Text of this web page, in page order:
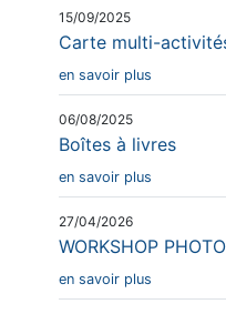
15/09/2025
Carte multi-
en savoir plus
06/08/2025
Boîtes à livres
en savoir plus
27/04/2026
WORKSHOP PHOTO
en savoir plus